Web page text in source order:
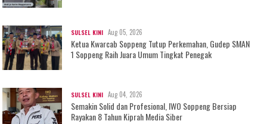
SULSEL KINI Aug 05, 2026
Ketua Kwarcab Soppeng Tutup Perkemahan, Gudep SMAN
1 Soppeng Raih Juara Umum Tingkat Penegak
SULSEL KINI Aug 04, 2026
Semakin Solid dan Profesional, IWO Soppeng Bersiap
Rayakan 8 Tahun Kiprah Media Siber